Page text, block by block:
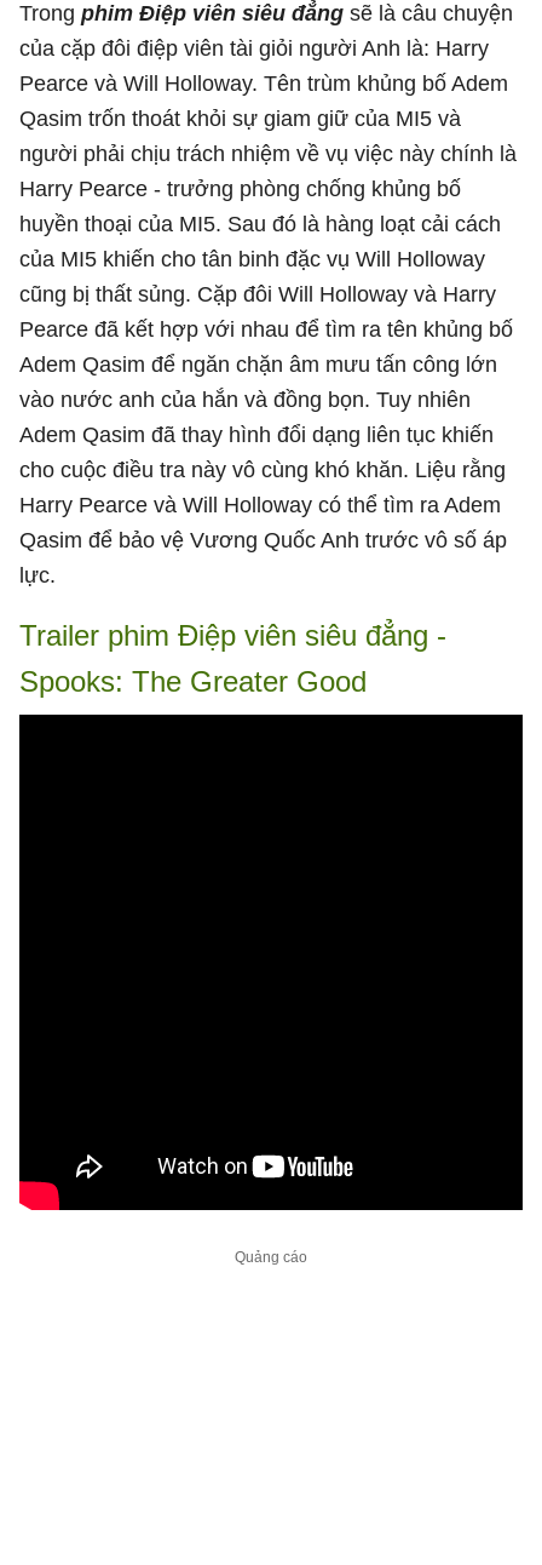
Trong phim Điệp viên siêu đẳng sẽ là câu chuyện
của cặp đôi điệp viên tài giỏi người Anh là: Harry
Pearce và Will Holloway. Tên trùm khủng bố Adem
Qasim trốn thoát khỏi sự giam giữ của MI5 và
người phải chịu trách nhiệm về vụ việc này chính là
Harry Pearce - trưởng phòng chống khủng bố
huyền thoại của MI5. Sau đó là hàng loạt cải cách
của MI5 khiến cho tân binh đặc vụ Will Holloway
cũng bị thất sủng. Cặp đôi Will Holloway và Harry
Pearce đã kết hợp với nhau để tìm ra tên khủng bố
Adem Qasim để ngăn chặn âm mưu tấn công lớn
vào nước anh của hắn và đồng bọn. Tuy nhiên
Adem Qasim đã thay hình đổi dạng liên tục khiến
cho cuộc điều tra này vô cùng khó khăn. Liệu rằng
Harry Pearce và Will Holloway có thể tìm ra Adem
Qasim để bảo vệ Vương Quốc Anh trước vô số áp
lực.
Trailer phim Điệp viên siêu đẳng -
Spooks: The Greater Good